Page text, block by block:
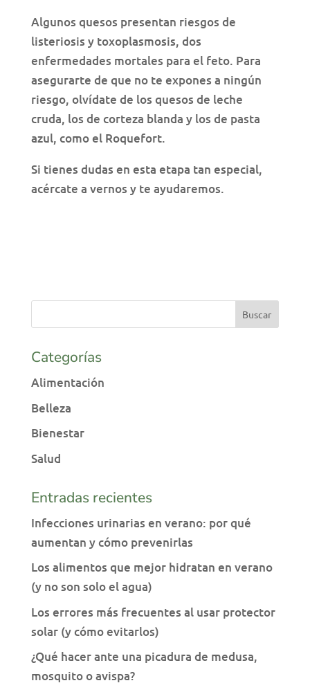
Algunos quesos presentan riesgos de
listeriosis y toxoplasmosis, dos
enfermedades mortales para el feto. Para
asegurarte de que no te expones a ningún
riesgo, olvídate de los quesos de leche
cruda, los de corteza blanda y los de pasta
azul, como el Roquefort.
Si tienes dudas en esta etapa tan especial,
acércate a vernos y te ayudaremos.
Categorías
Alimentación
Belleza
Bienestar
Salud
Entradas recientes
Infecciones urinarias en verano: por qué
aumentan y cómo prevenirlas
Los alimentos que mejor hidratan en verano
(y no son solo el agua)
Los errores más frecuentes al usar protector
solar (y cómo evitarlos)
¿Qué hacer ante una picadura de medusa,
mosquito o avispa?